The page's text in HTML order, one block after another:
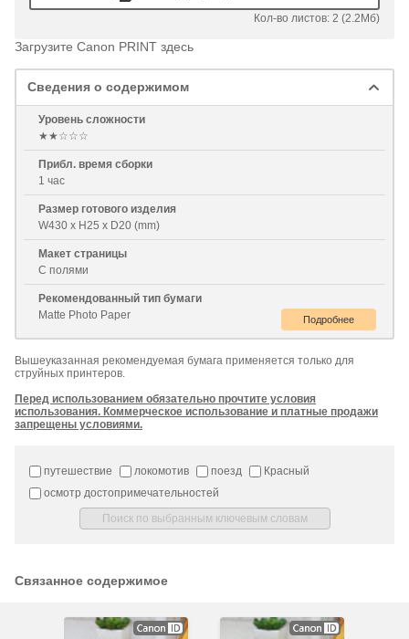
Кол-во листов: 2 (2.2Мб)
Загрузите Canon PRINT здесь
Сведения о содержимом
Уровень сложности
★★☆☆☆
Прибл. время сборки
1 час
Размер готового изделия
W430 x H25 x D20 (mm)
Макет страницы
С полями
Рекомендованный тип бумаги
Matte Photo Paper
Вышеуказанная рекомендуемая бумага применяется только для
струйных принтеров.
Перед использованием обязательно прочтите условия
использования. Коммерческое использование и платные продажи
запрещены условиями.
путешествие локомотив поезд
Красный
осмотр достопримечательностей
Связанное содержимое